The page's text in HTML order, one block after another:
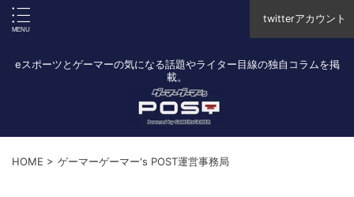
twitterアカウント
eスポーツとゲーマーの気になる話題やライター目線の独自コラムを掲
載。
HOME > ゲーマーゲーマー's POST運営事務局